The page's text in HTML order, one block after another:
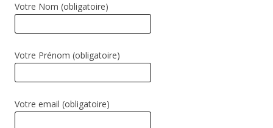
Votre Nom (obligatoire)
Votre Prénom (obligatoire)
Votre email (obligatoire)